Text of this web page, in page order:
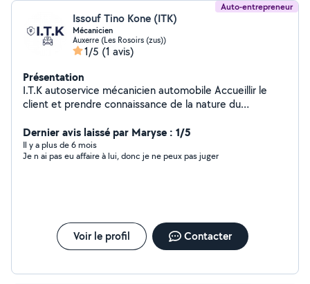
Auto-entrepreneur
Issouf Tino Kone (ITK)
Mécanicien
Auxerre (Les Rosoirs (zus))
1/5 (1 avis)
Présentation
I.T.K autoservice mécanicien automobile Accueillir le
client et prendre connaissance de la nature du
de la panne. - Effectuer les réparations de pièces ou
d'ensembles mécaniques et changer les composants
hors d'usage. - Effectuer les réglages nécessaire. -
véhicule. -réparation Toute type de mécanique
automobile , diagnostic etc... -déplacement disponible.
Dernier avis laissé par Maryse : 1/5
Il y a plus de 6 mois
Je n ai pas eu affaire à lui, donc je ne peux pas juger
Voir le profil Contacter